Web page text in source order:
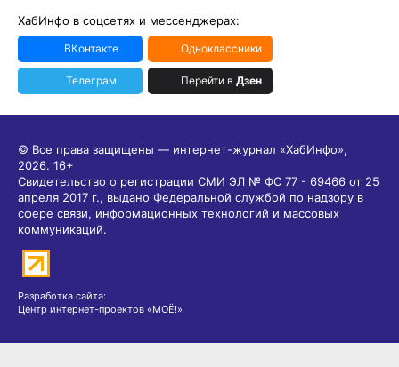
ХабИнфо в соцсетях и мессенджерах:
ВКонтакте Одноклассники
Телеграм Перейти в Дзен
© Все права защищены — интернет-журнал «ХабИнфо»,
2026. 16+
Свидетельство о регистрации СМИ ЭЛ № ФС 77 - 69466 от 25
апреля 2017 г., выдано Федеральной службой по надзору в
сфере связи, информационных технологий и массовых
коммуникаций.
Разработка сайта:
Центр интернет-проектов «МОЁ!»